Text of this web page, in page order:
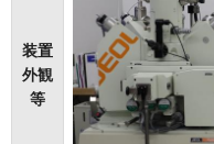
装置
外観
等